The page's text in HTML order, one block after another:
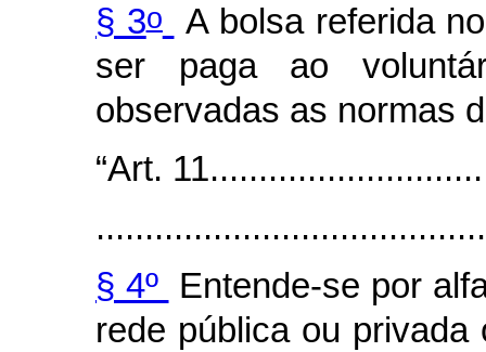
§ 3o
A bolsa referida
ser paga ao
observadas as normas
“Art.
§ 4º Entende-se por
rede pública ou